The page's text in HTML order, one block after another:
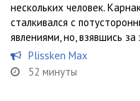
нескольких человек.
сталкивался с
явлениями, но, взявшись за
Plissken Max
52 минуты